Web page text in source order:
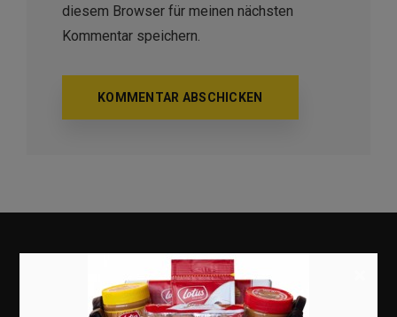
diesem Browser für meinen nächsten
Kommentar speichern.